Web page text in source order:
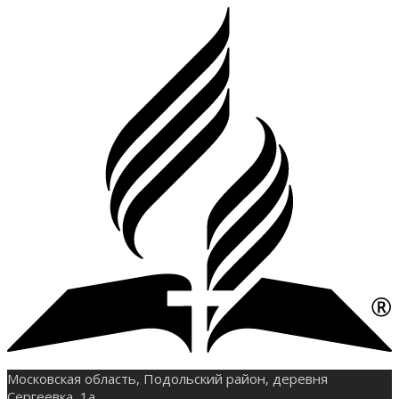
Московская область, Подольский район, деревня